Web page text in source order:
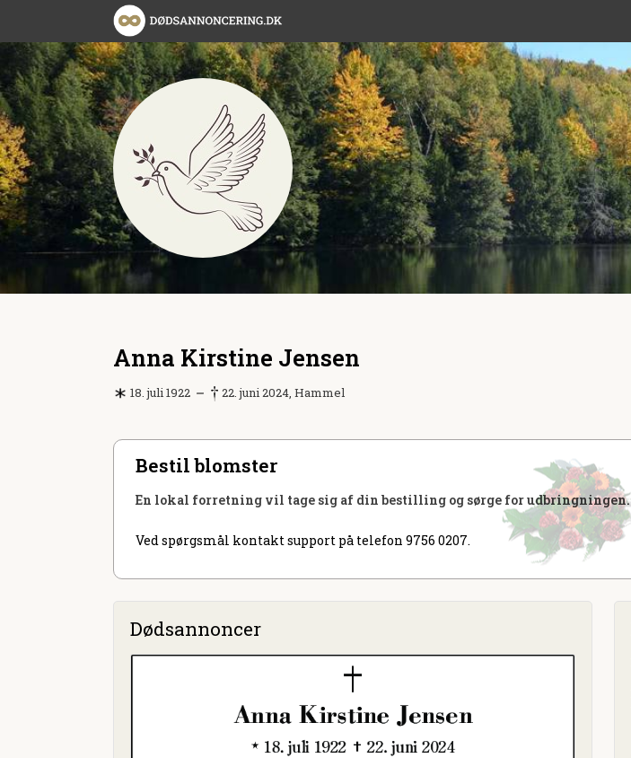
Anna Kirstine Jensen
18. juli 1922 22. juni 2024, Hammel
Bestil blomster
En lokal forretning vil tage sig af din bestilling og sørge for udbringningen.
Ved spørgsmål kontakt support på telefon 9756 0207.
Dødsannoncer